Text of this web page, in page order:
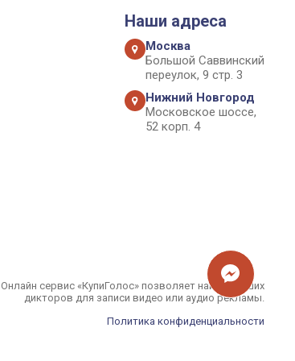
Наши адреса
Москва
Большой Саввинский
переулок, 9 стр. 3
Нижний Новгород
Московское шоссе,
52 корп. 4
Онлайн сервис «КупиГолос» позволяет найти лучших
дикторов для записи видео или аудио рекламы.
Политика конфиденциальности